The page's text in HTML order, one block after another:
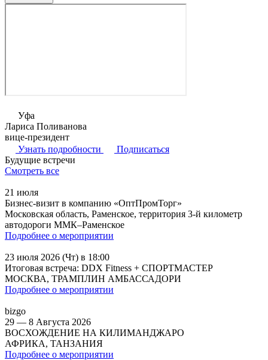
Уфа
Лариса Поливанова
вице-президент
Узнать подробности
Подписаться
Будущие встречи
Смотреть все
21 июля
Бизнес-визит в компанию «ОптПромТорг»
Московская область, Раменское, территория 3-й километр
автодороги ММК–Раменское
Подробнее о мероприятии
23 июля 2026 (Чт) в 18:00
Итоговая встреча: DDX Fitness + СПОРТМАСТЕР
МОСКВА, ТРАМПЛИН АМБАССАДОРИ
Подробнее о мероприятии
bizgo
29 — 8 Августа 2026
ВОСХОЖДЕНИЕ НА КИЛИМАНДЖАРО
АФРИКА, ТАНЗАНИЯ
Подробнее о мероприятии